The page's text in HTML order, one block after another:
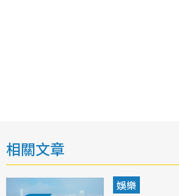
相關文章
娛樂